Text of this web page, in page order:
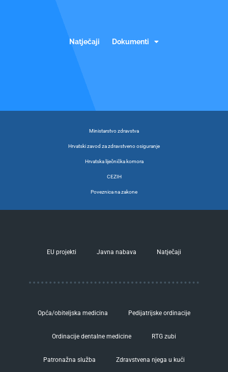
Natječaji Dokumenti
Ministarstvo zdravstva
Hrvatski zavod za zdravstveno osiguranje
Hrvatska liječnička komora
CEZIH
Poveznica na zakone
EU projekti Javna nabava Natječaji
Opća/obiteljska medicina Pedijatrijske ordinacije
Ordinacije dentalne medicine RTG zubi
Patronažna služba Zdravstvena njega u kući